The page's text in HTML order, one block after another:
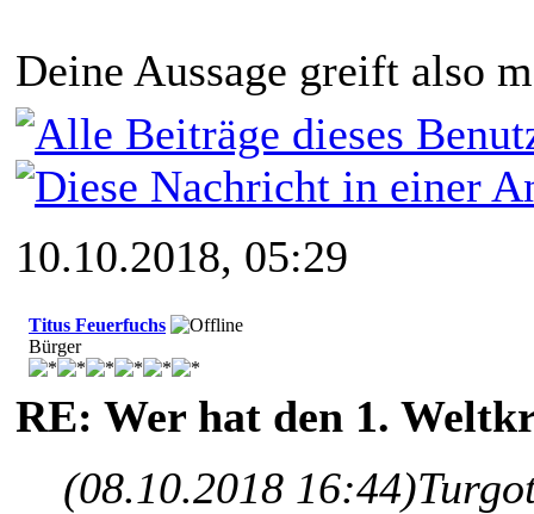
Deine Aussage greift also
10.10.2018, 05:29
Titus Feuerfuchs
Bürger
RE: Wer hat den 1.
(08.10.2018 16:44)